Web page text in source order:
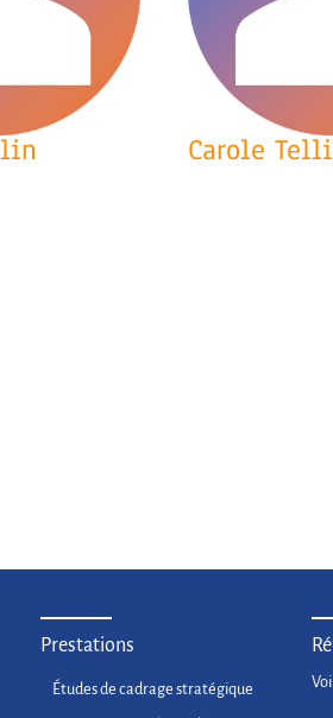
Carole
Prestations
Études de cadrage stratégique